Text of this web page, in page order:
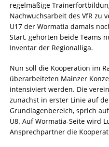
regelmäßige
Nachwuchsarbeit des VfR zu
U17 der Wormatia damals
Start, gehörten beide Teams
Inventar der Regionalliga.
Nun soll die Kooperation im
überarbeiteten Mainzer
intensiviert werden. Die
zunächst in erster Linie auf
Grundlagenbereich, sprich
U8. Auf Wormatia-Seite wird
Ansprechpartner die